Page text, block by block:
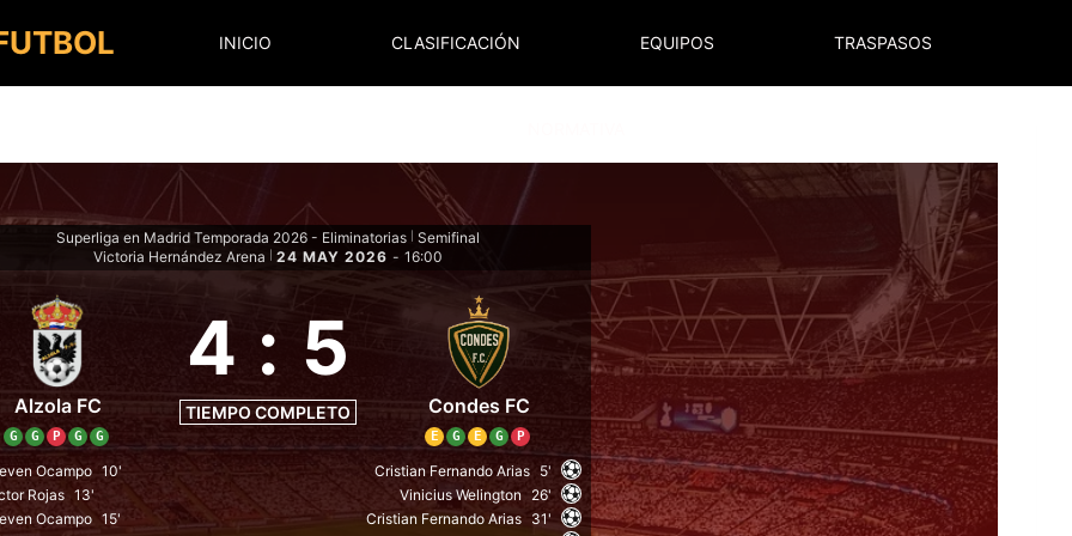
INICIO CLASIFICACIÓN EQUIPOS TRASPASOS
Superliga en Madrid Temporada 2026 - Eliminatorias Semifinal
Victoria Hernández Arena
24 MAY 2026 - 16:00
Alzola FC
G G P G G
4 : 5
TIEMPO COMPLETO Condes FC
E G E G P
Ocampo 10'
Rojas 13'
Ocampo 15'
Cristian Fernando Arias 5'
Vinicius Welington 26'
Cristian Fernando Arias 31'